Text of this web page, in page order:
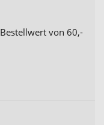
von 60,-